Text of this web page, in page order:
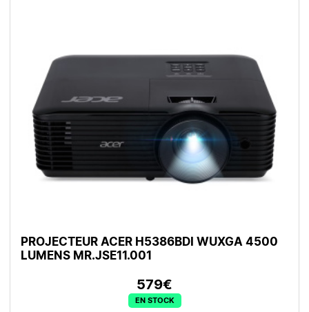
PROJECTEUR ACER H5386BDI WUXGA 4500
LUMENS MR.JSE11.001
579€
EN STOCK